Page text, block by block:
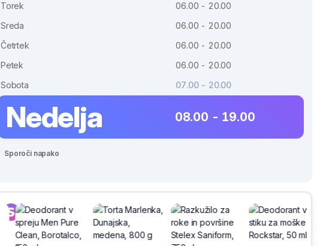
Torek
06.00 - 20.00
Sreda
06.00 - 20.00
Četrtek
06.00 - 20.00
Petek
06.00 - 20.00
Sobota
07.00 - 20.00
Nedelja 08.00 - 19.00
Sporoči napako
Sivix